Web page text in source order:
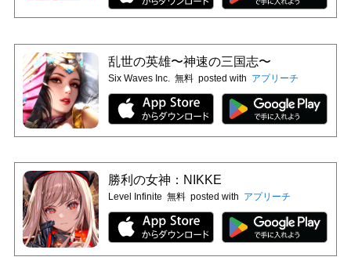
乱世の英雄〜神速の三国志〜
Six Waves Inc. 無料 posted with アプリーチ
勝利の女神：NIKKE
Level Infinite 無料 posted with アプリーチ